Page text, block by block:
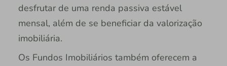
desfrutar de uma renda passiva estável
mensal, além de se beneficiar da valorização
imobiliária.
Os Fundos Imobiliários também oferecem a